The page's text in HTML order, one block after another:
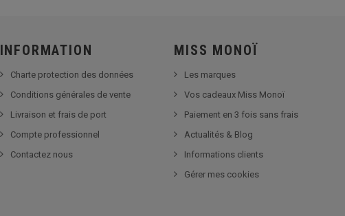
INFORMATION
Charte protection des données
Conditions générales de vente
Livraison et frais de port
Compte professionnel
Contactez nous
MISS MONOÏ
Les marques
Vos cadeaux Miss Monoï
Paiement en 3 fois sans frais
Actualités & Blog
Informations clients
Gérer mes cookies